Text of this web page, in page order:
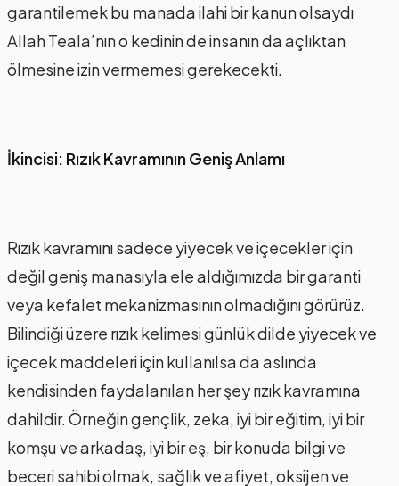
garantilemek bu manada ilahi bir kanun olsaydı
Allah Teala’nın o kedinin de insanın da açlıktan
ölmesine izin vermemesi gerekecekti.
İkincisi: Rızık Kavramının Geniş Anlamı
Rızık kavramını sadece yiyecek ve içecekler için
değil geniş manasıyla ele aldığımızda bir garanti
veya kefalet mekanizmasının olmadığını görürüz.
Bilindiği üzere rızık kelimesi günlük dilde yiyecek ve
içecek maddeleri için kullanılsa da aslında
kendisinden faydalanılan her şey rızık kavramına
dahildir. Örneğin gençlik, zeka, iyi bir eğitim, iyi bir
komşu ve arkadaş, iyi bir eş, bir konuda bilgi ve
beceri sahibi olmak, sağlık ve afiyet, oksijen ve